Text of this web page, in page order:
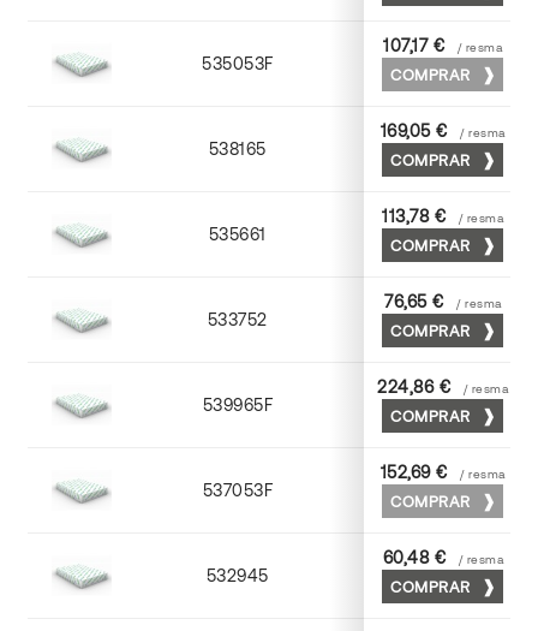
535053F 53 x 75
107,17 € / resma
COMPRAR
538165 65 x 90
169,05 € / resma
COMPRAR
535661 63 x 88
113,78 € / resma
COMPRAR
533752 52 x 70
76,65 € / resma
COMPRAR
539965F 65 x 90
224,86 € / resma
COMPRAR
537053F 53 x 75
152,69 € / resma
COMPRAR
532945 45 x 64
60,48 € / resma
COMPRAR